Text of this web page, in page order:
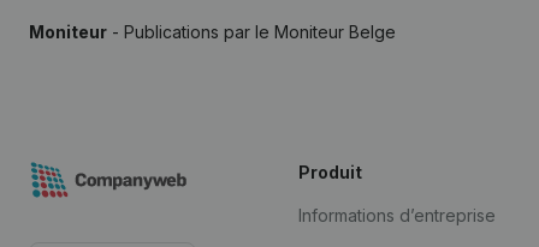
Moniteur - Publications par le Moniteur Belge
Produit
Informations d’entreprise